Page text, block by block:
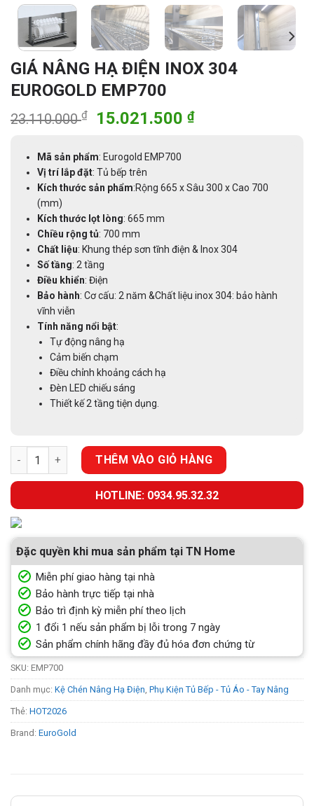
GIÁ NÂNG HẠ ĐIỆN INOX 304
EUROGOLD EMP700
23.110.000₫
Giá
là:
23.110.000 ₫.
15.021.500 ₫Giá
15.021.500 ₫.
Mã sản phẩm: Eurogold EMP700
Vị trí lắp đặt: Tủ bếp trên
Kích thước sản phẩm:Rộng 665 x Sâu 300 x Cao 700
(mm)
Kích thước lọt lòng: 665 mm
Chiều rộng tủ: 700 mm
Chất liệu: Khung thép sơn tĩnh điện & Inox 304
Số tầng: 2 tầng
Điều khiển: Điện
Bảo hành: Cơ cấu: 2 năm &Chất liệu inox 304: bảo hành
vĩnh viễn
Tính năng nổi bật:
Tự động nâng hạ
Cảm biến chạm
Điều chỉnh khoảng cách hạ
Đèn LED chiếu sáng
Thiết kế 2 tầng tiện dụng.
GIÁ NÂNG HẠ ĐIỆN INOX 304 EUROGOLD EMP700 số lượng
THÊM VÀO GIỎ HÀNG
HOTLINE: 0934.95.32.32
Đặc quyền khi mua sản phẩm tại TN Home
Miễn phí giao hàng tại nhà
Bảo hành trực tiếp tại nhà
Bảo trì định kỳ miễn phí theo lịch
1 đổi 1 nếu sản phẩm bị lỗi trong 7 ngày
Sản phẩm chính hãng đầy đủ hóa đơn chứng từ
SKU: EMP700
Danh mục: Kệ Chén Nâng Hạ Điện, Phụ Kiện Tủ Bếp - Tủ Áo - Tay Nâng
Thẻ: HOT2026
Brand: EuroGold